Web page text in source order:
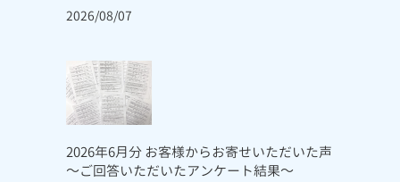
2026/08/07
2026年6月分 お客様からお寄せいただいた声
～ご回答いただいたアンケート結果～